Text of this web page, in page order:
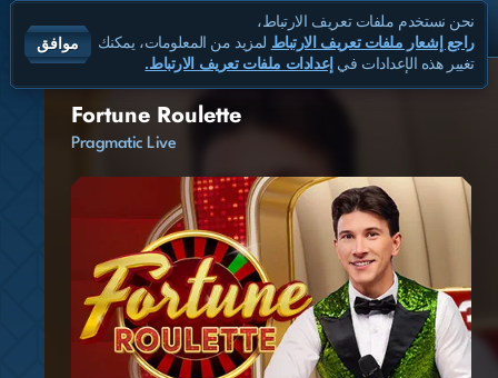
Fortune Roulette
Pragmatic Live
نحن نستخدم ملفات تعريف الارتباط،
راجع إشعار ملفات تعريف الارتباط لمزيد من المعلومات، يمكنك
تغيير هذه الإعدادات في إعدادات ملفات تعريف الارتباط.
موافق